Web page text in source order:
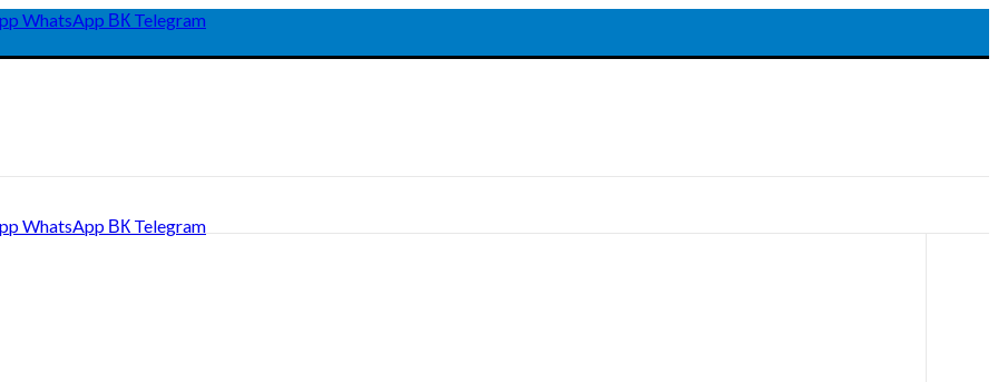
WhatsApp ВК Telegram
WhatsApp ВК Telegram